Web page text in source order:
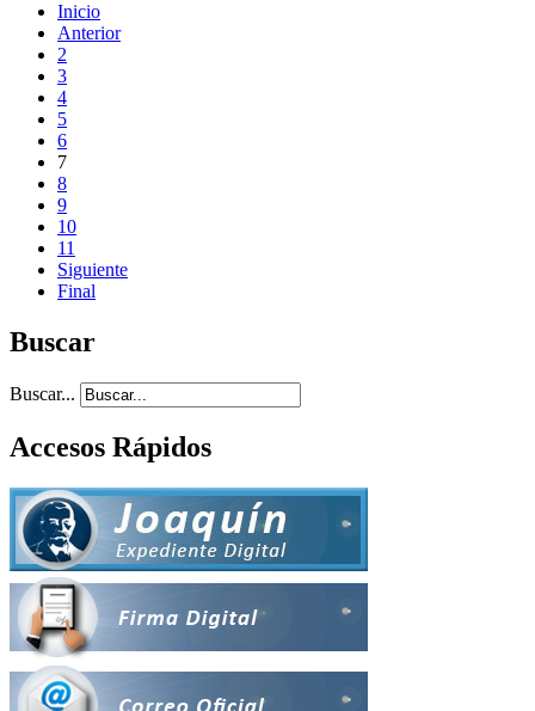
Inicio
Anterior
2
3
4
5
6
7
8
9
10
11
Siguiente
Final
Buscar
Buscar...
Accesos Rápidos